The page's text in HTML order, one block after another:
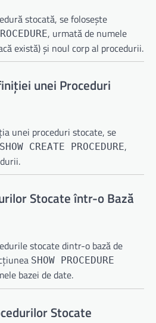
stocată, se folosește
, urmată de numele
există) și noul corp al procedurii.
unei Proceduri
unei proceduri stocate, se
SHOW CREATE PROCEDURE,
Stocate într-o Bază
stocate dintr-o bază de
SHOW PROCEDURE
bazei de date.
Stocate